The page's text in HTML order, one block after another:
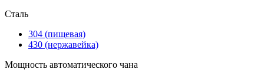
Сталь
304 (пищевая)
430 (нержавейка)
Мощность автоматического чана